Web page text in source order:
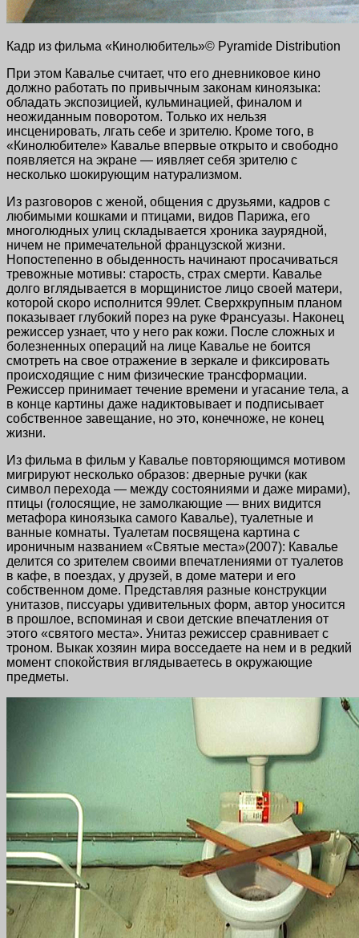
Кадр из фильма «Кинолюбитель»© Pyramide Distribution
При этом Кавалье считает, что его дневниковое кино
должно работать по привычным законам киноязыка:
обладать экспозицией, кульминацией, финалом и
неожиданным поворотом. Только их нельзя
инсценировать, лгать себе и зрителю. Кроме того, в
«Кинолюбителе» Кавалье впервые открыто и свободно
появляется на экране — иявляет себя зрителю с
несколько шокирующим натурализмом.
Из разговоров с женой, общения с друзьями, кадров с
любимыми кошками и птицами, видов Парижа, его
многолюдных улиц складывается хроника заурядной,
ничем не примечательной французской жизни.
Нопостепенно в обыденность начинают просачиваться
тревожные мотивы: старость, страх смерти. Кавалье
долго вглядывается в морщинистое лицо своей матери,
которой скоро исполнится 99лет. Сверхкрупным планом
показывает глубокий порез на руке Франсуазы. Наконец
режиссер узнает, что у него рак кожи. После сложных и
болезненных операций на лице Кавалье не боится
смотреть на свое отражение в зеркале и фиксировать
происходящие с ним физические трансформации.
Режиссер принимает течение времени и угасание тела, а
в конце картины даже надиктовывает и подписывает
собственное завещание, но это, конечноже, не конец
жизни.
Из фильма в фильм у Кавалье повторяющимся мотивом
мигрируют несколько образов: дверные ручки (как
символ перехода — между состояниями и даже мирами),
птицы (голосящие, не замолкающие — вних видится
метафора киноязыка самого Кавалье), туалетные и
ванные комнаты. Туалетам посвящена картина с
ироничным названием «Святые места»(2007): Кавалье
делится со зрителем своими впечатлениями от туалетов
в кафе, в поездах, у друзей, в доме матери и его
собственном доме. Представляя разные конструкции
унитазов, писсуары удивительных форм, автор уносится
в прошлое, вспоминая и свои детские впечатления от
этого «святого места». Унитаз режиссер сравнивает с
троном. Выкак хозяин мира восседаете на нем и в редкий
момент спокойствия вглядываетесь в окружающие
предметы.